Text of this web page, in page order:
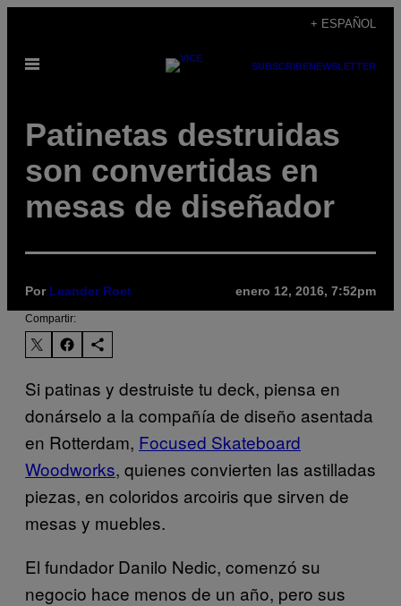
contenido
+ ESPAÑOL
Abrir
SUBSCRIBENEWSLETTER
Patinetas destruidas
son convertidas en
mesas de diseñador
Por Leander Roet enero 12, 2016, 7:52pm
Compartir:
Si patinas y destruiste tu deck, piensa en
donárselo a la compañía de diseño asentada
en Rotterdam, Focused Skateboard
Woodworks, quienes convierten las astilladas
piezas, en coloridos arcoiris que sirven de
mesas y muebles.
El fundador Danilo Nedic, comenzó su
negocio hace menos de un año, pero sus